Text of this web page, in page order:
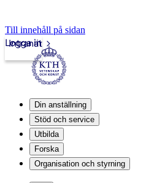
Till innehåll på sidan
Intranät
Logga in
Din anställning
Stöd och service
Utbilda
Forska
Organisation och styrning